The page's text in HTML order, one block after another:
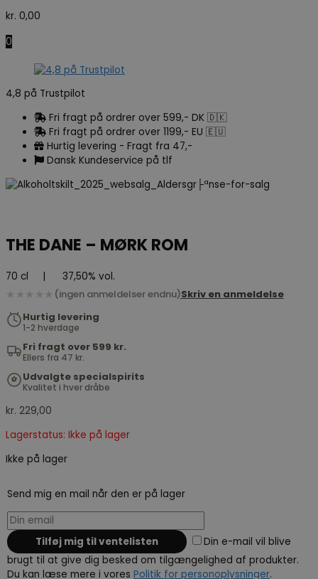
kr. 0,00
0
4,8 på Trustpilot
Fri fragt på ordrer over 599,- DK 🇩🇰
Fri fragt på ordrer over 1199,- EU 🇪🇺
Hurtig levering - Fragt fra 47,-
Dansk Kundeservice på tlf
THE DANE – MØRK ROM
70 cl 37,50% vol.
★★★★★ (ingen anmeldelser endnu)Skriv en anmeldelse
Hurtig levering
1-2 hverdage
Fri fragt over 599 kr.
Ellers fra 47 kr.
Udvalgte specialspirits
Kvalitet i hver dråbe
kr. 229,00
Lagerstatus: Ikke på lager
Ikke på lager
Send mig en mail når den er på lager
Din e-mail vil blive
brugt til at give dig besked om tilgængelighed af produkter.
Du kan læse mere i vores Politik for personoplysninger.